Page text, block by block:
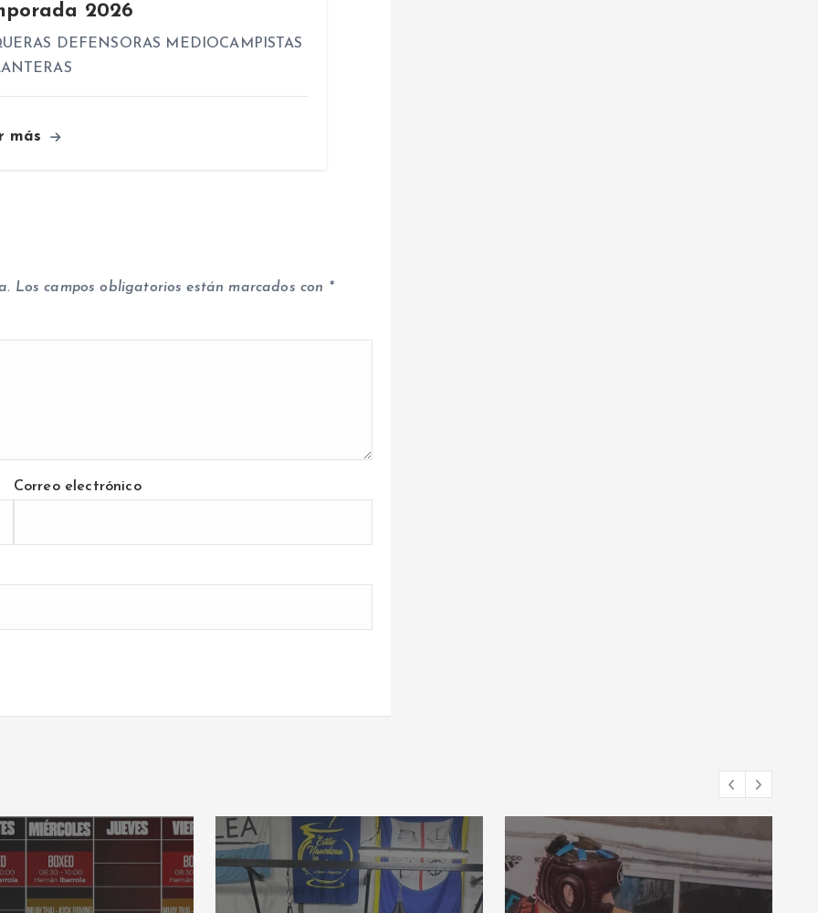
2026
DEFENSORAS MEDIOCAMPISTAS
más
Los campos obligatorios están marcados con *
Correo electrónico